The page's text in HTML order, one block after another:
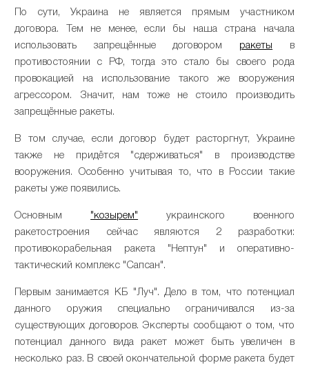
По сути, Украина не является прямым участником
договора. Тем не менее, если бы наша страна начала
использовать запрещённые договором ракеты в
противостоянии с РФ, тогда это стало бы своего рода
провокацией на использование такого же вооружения
агрессором. Значит, нам тоже не стоило производить
запрещённые ракеты.
В том случае, если договор будет расторгнут, Украине
также не придётся "сдерживаться" в производстве
вооружения. Особенно учитывая то, что в России такие
ракеты уже появились.
Основным "козырем" украинского военного
ракетостроения сейчас являются 2 разработки:
противокорабельная ракета "Нептун" и оперативно-
тактический комплекс "Сапсан".
Первым занимается КБ "Луч". Дело в том, что потенциал
данного оружия специально ограничивался из-за
существующих договоров. Эксперты сообщают о том, что
потенциал данного вида ракет может быть увеличен в
несколько раз. В своей окончательной форме ракета будет